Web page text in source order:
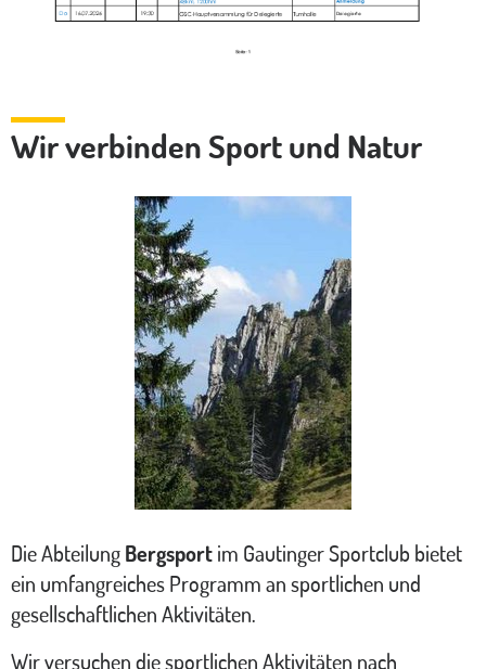
Wir verbinden Sport und Natur
Die AbteilungBergsportim Gautinger Sportclub bietet
ein umfangreiches Programm an sportlichen und
gesellschaftlichen Aktivitäten.
Wir versuchen die sportlichen Aktivitäten nach